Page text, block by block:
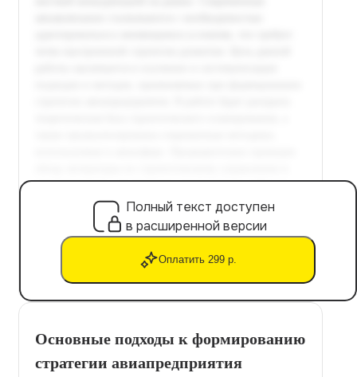
Полный текст доступен
в расширенной версии
Оплатить 299 р.
Основные подходы к формированию
стратегии авиапредприятия